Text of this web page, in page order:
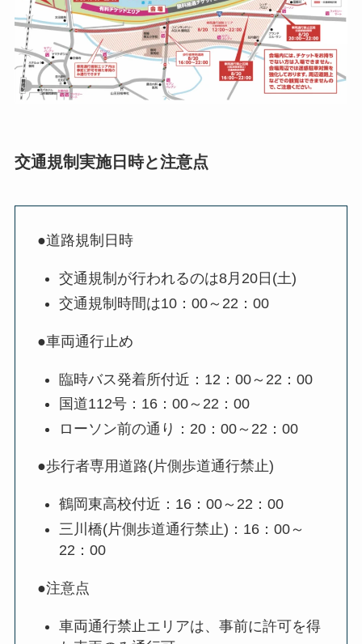
交通規制実施日時と注意点
●道路規制日時
交通規制が行われるのは8月20日(土)
交通規制時間は10：00～22：00
●車両通行止め
臨時バス発着所付近：12：00～22：00
国道112号：16：00～22：00
ローソン前の通り：20：00～22：00
●歩行者専用道路(片側歩道通行禁止)
鶴岡東高校付近：16：00～22：00
三川橋(片側歩道通行禁止)：16：00～
22：00
●注意点
車両通行禁止エリアは、事前に許可を得